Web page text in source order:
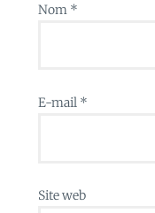
Nom *
E-mail *
Site web